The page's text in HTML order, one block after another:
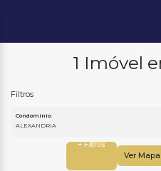
1 Imóvel
Condomínio:
Ver Mapa